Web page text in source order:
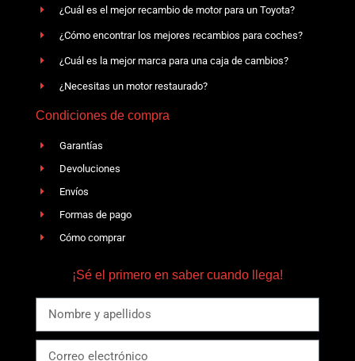
¿Cuál es el mejor recambio de motor para un Toyota?
¿Cómo encontrar los mejores recambios para coches?
¿Cuál es la mejor marca para una caja de cambios?
¿Necesitas un motor restaurado?
Condiciones de compra
Garantías
Devoluciones
Envíos
Formas de pago
Cómo comprar
¡Sé el primero en saber cuando llega!